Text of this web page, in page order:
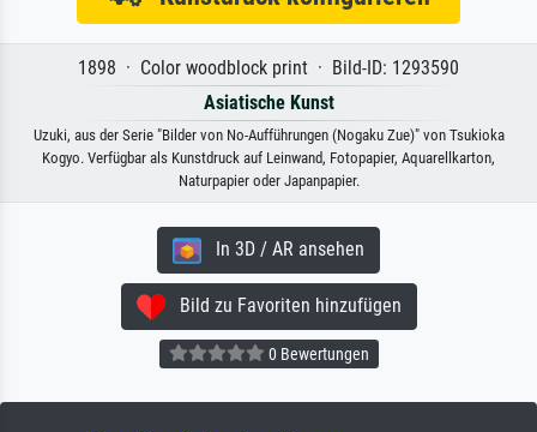
1898 · Color woodblock print · Bild-ID: 1293590
Asiatische Kunst
Uzuki, aus der Serie "Bilder von No-Aufführungen (Nogaku Zue)" von Tsukioka
Kogyo. Verfügbar als Kunstdruck auf Leinwand, Fotopapier, Aquarellkarton,
Naturpapier oder Japanpapier.
In 3D / AR ansehen
Bild zu Favoriten hinzufügen
0 Bewertungen